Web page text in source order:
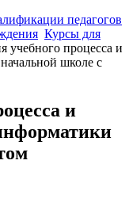
педагогов
Курсы для
учебного процесса и
школе с
и